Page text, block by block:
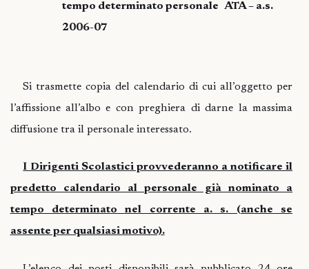
tempo determinato personale ATA – a.s.
2006-07
Si trasmette copia del calendario di cui all’oggetto per
l’affissione all’albo e con preghiera di darne la massima
diffusione tra il personale interessato.
I Dirigenti Scolastici provvederanno a notificare il
predetto calendario al personale già nominato a
tempo determinato nel corrente a. s. (anche se
assente per qualsiasi motivo).